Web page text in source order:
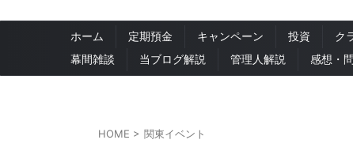
ホーム 定期預金 キャンペーン 投資 ク
幕間雑談
当ブログ解説 管理人解説 感想・
HOME > 関東イベント